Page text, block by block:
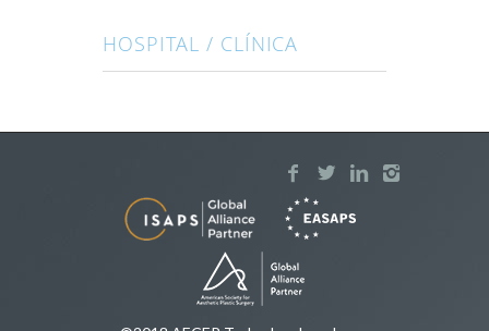
HOSPITAL / CLÍNICA